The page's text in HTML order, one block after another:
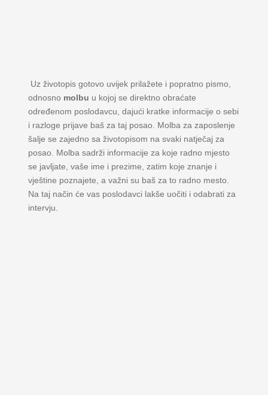
Uz životopis gotovo uvijek prilažete i popratno pismo,
odnosno molbu u kojoj se direktno obraćate
određenom poslodavcu, dajući kratke informacije o sebi
i razloge prijave baš za taj posao. Molba za zaposlenje
šalje se zajedno sa životopisom na svaki natječaj za
posao. Molba sadrži informacije za koje radno mjesto
se javljate, vaše ime i prezime, zatim koje znanje i
vještine poznajete, a važni su baš za to radno mesto.
Na taj način će vas poslodavci lakše uočiti i odabrati za
intervju.